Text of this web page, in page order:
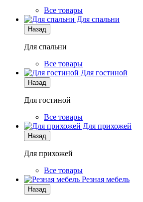
Все товары
Для спальни
Назад
Для спальни
Все товары
Для гостиной
Назад
Для гостиной
Все товары
Для прихожей
Назад
Для прихожей
Все товары
Резная мебель
Назад